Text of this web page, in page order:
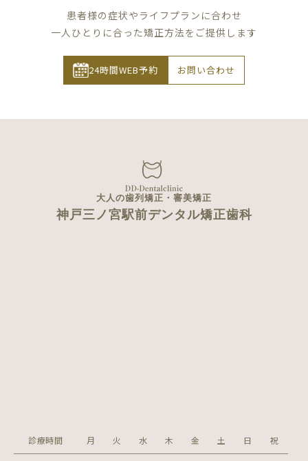
患者様の症状やライフプランに合わせ
一人ひとりに合った矯正方法をご提供します
24時間WEB予約 お問い合わせ
大人の歯列矯正・審美矯正
神戸三ノ宮駅前デンタル矯正歯科
診療時間 月 火 水 木 金 土 日 祝